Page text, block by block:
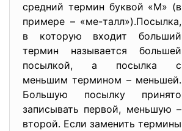
средний термин буквой «М» (в
примере – «ме-талл»).Посылка,
в которую входит больший
термин называется большей
посылкой, а посылка с
меньшим термином – меньшей.
Большую посылку принято
записывать первой, меньшую –
второй. Если заменить термины